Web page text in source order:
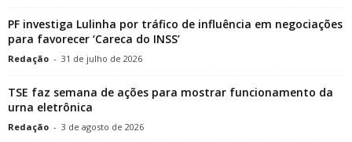
PF investiga Lulinha por tráfico de influência em negociações
para favorecer ‘Careca do INSS’
Redação - 31 de julho de 2026
TSE faz semana de ações para mostrar funcionamento da
urna eletrônica
Redação - 3 de agosto de 2026